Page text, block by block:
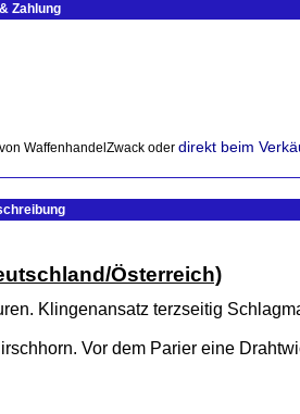
Zahlung
von WaffenhandelZwack oder direkt beim
Österreich)
Klingenansatz terzseitig
Vor dem Parier eine